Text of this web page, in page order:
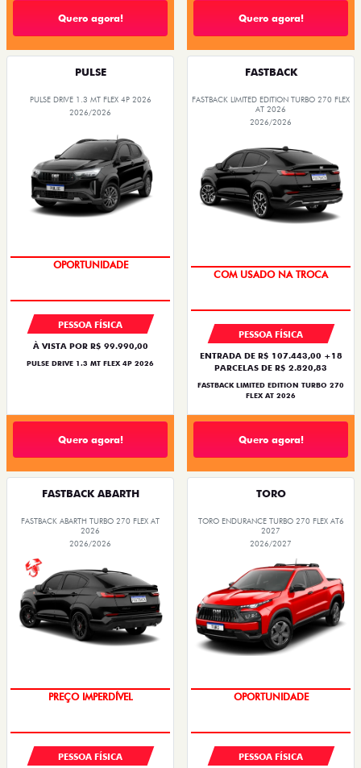
Quero agora! Quero agora!
PULSE
PULSE DRIVE 1.3 MT FLEX 4P 2026
2026/2026
OPORTUNIDADE
PESSOA FÍSICA
À VISTA POR R$ 99.990,00
PULSE DRIVE 1.3 MT FLEX 4P 2026
Quero agora!
FASTBACK
FASTBACK LIMITED EDITION TURBO 270 FLEX
AT 2026
2026/2026
COM USADO NA TROCA
PESSOA FÍSICA
ENTRADA DE R$ 107.443,00 +18
PARCELAS DE R$ 2.820,83
FASTBACK LIMITED EDITION TURBO 270
FLEX AT 2026
Quero agora!
FASTBACK ABARTH
FASTBACK ABARTH TURBO 270 FLEX AT
2026
2026/2026
PREÇO IMPERDÍVEL
PESSOA FÍSICA
TORO
TORO ENDURANCE TURBO 270 FLEX AT6
2027
2026/2027
OPORTUNIDADE
PESSOA FÍSICA